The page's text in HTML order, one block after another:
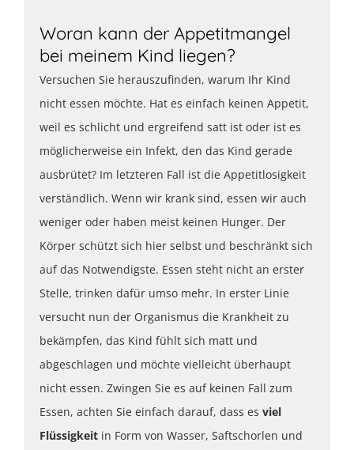
Woran kann der Appetitmangel
bei meinem Kind liegen?
Versuchen Sie herauszufinden, warum Ihr Kind
nicht essen möchte. Hat es einfach keinen Appetit,
weil es schlicht und ergreifend satt ist oder ist es
möglicherweise ein Infekt, den das Kind gerade
ausbrütet? Im letzteren Fall ist die Appetitlosigkeit
verständlich. Wenn wir krank sind, essen wir auch
weniger oder haben meist keinen Hunger. Der
Körper schützt sich hier selbst und beschränkt sich
auf das Notwendigste. Essen steht nicht an erster
Stelle, trinken dafür umso mehr. In erster Linie
versucht nun der Organismus die Krankheit zu
bekämpfen, das Kind fühlt sich matt und
abgeschlagen und möchte vielleicht überhaupt
nicht essen. Zwingen Sie es auf keinen Fall zum
Essen, achten Sie einfach darauf, dass es viel
Flüssigkeit in Form von Wasser, Saftschorlen und